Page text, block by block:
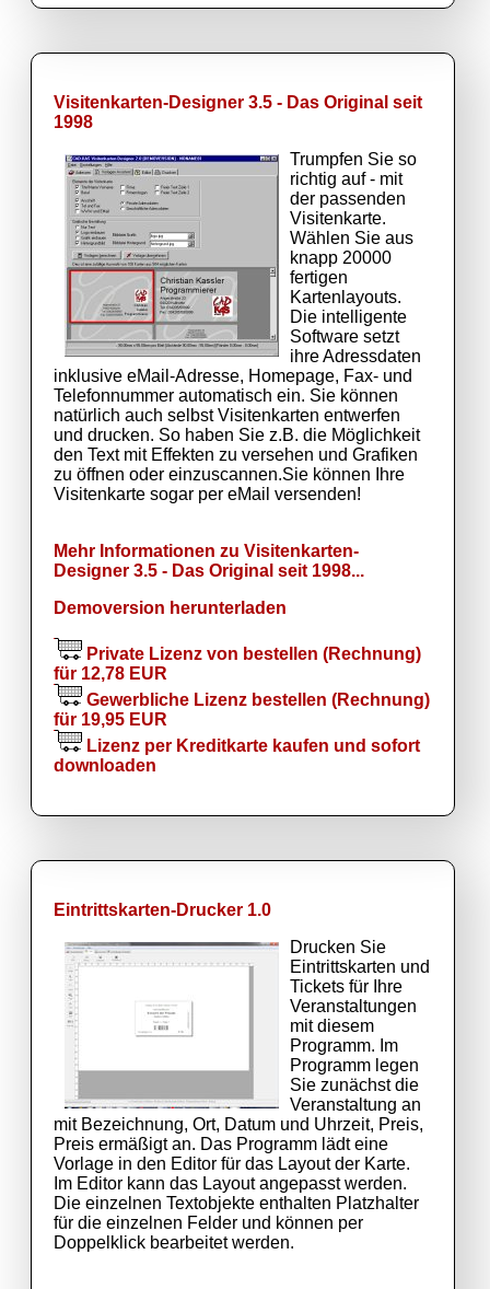
Visitenkarten-Designer 3.5 - Das Original seit
1998
Trumpfen Sie so
richtig auf - mit
der passenden
Visitenkarte.
Wählen Sie aus
knapp 20000
fertigen
Kartenlayouts.
Die intelligente
Software setzt
ihre Adressdaten
inklusive eMail-Adresse, Homepage, Fax- und
Telefonnummer automatisch ein. Sie können
natürlich auch selbst Visitenkarten entwerfen
und drucken. So haben Sie z.B. die Möglichkeit
den Text mit Effekten zu versehen und Grafiken
zu öffnen oder einzuscannen.Sie können Ihre
Visitenkarte sogar per eMail versenden!
Mehr Informationen zu Visitenkarten-
Designer 3.5 - Das Original seit 1998...
Demoversion herunterladen
Private Lizenz von bestellen (Rechnung)
für 12,78 EUR
Gewerbliche Lizenz bestellen (Rechnung)
für 19,95 EUR
Lizenz per Kreditkarte kaufen und sofort
downloaden
Eintrittskarten-Drucker 1.0
Drucken Sie
Eintrittskarten und
Tickets für Ihre
Veranstaltungen
mit diesem
Programm. Im
Programm legen
Sie zunächst die
Veranstaltung an
mit Bezeichnung, Ort, Datum und Uhrzeit, Preis,
Preis ermäßigt an. Das Programm lädt eine
Vorlage in den Editor für das Layout der Karte.
Im Editor kann das Layout angepasst werden.
Die einzelnen Textobjekte enthalten Platzhalter
für die einzelnen Felder und können per
Doppelklick bearbeitet werden.